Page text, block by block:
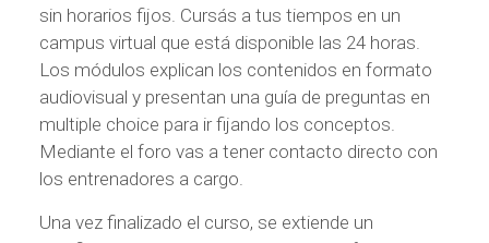
sin horarios fijos. Cursás a tus tiempos en un
campus virtual que está disponible las 24 horas.
Los módulos explican los contenidos en formato
audiovisual y presentan una guía de preguntas en
multiple choice para ir fijando los conceptos.
Mediante el foro vas a tener contacto directo con
los entrenadores a cargo.
Una vez finalizado el curso, se extiende un